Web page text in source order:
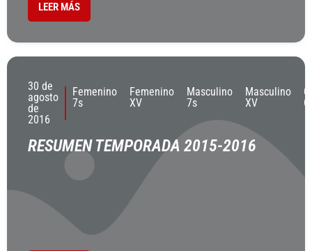
LEER MÁS
30 de
agosto
de
2016
Femenino
7s
Femenino
XV
Masculino
7s
Masculino
XV
RESUMEN TEMPORADA 2015-2016